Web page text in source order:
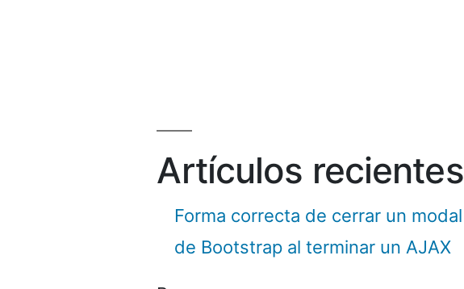
Artículos recientes
Forma correcta de cerrar un modal
de Bootstrap al terminar un AJAX